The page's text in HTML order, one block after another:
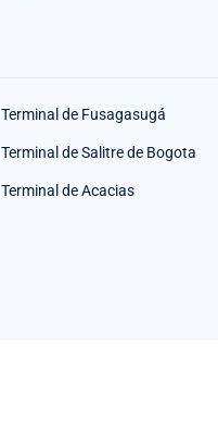
Terminal de Fusagasugá
Terminal de Salitre de Bogota
Terminal de Acacias